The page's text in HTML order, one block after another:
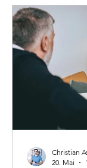
Christian
20. Mai